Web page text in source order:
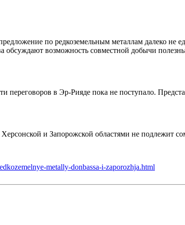
по редкоземельным металлам далеко
возможность совместной добычи
переговоров в Эр-Рияде пока не поступало.
и Запорожской областями не подлежит
metally-donbassa-i-zaporozhja.html